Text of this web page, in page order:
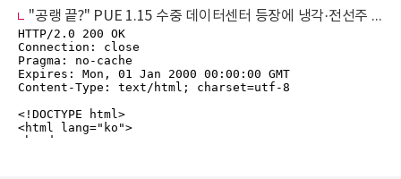
"공랭 끝?" PUE 1.15 수중 데이터센터 등장에 냉각·전선주 판 바뀐다